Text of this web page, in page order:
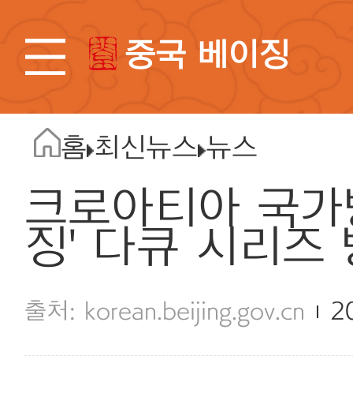
중국 베이징
홈 최신뉴스 뉴스
크로아티아 국
징' 다큐 시리즈
korean.beijing.gov.cn